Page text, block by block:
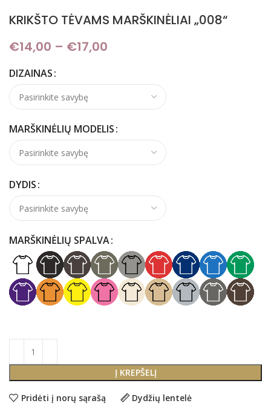
KRIKŠTO TĖVAMS MARŠKINĖLIAI „008“
€14,00 – €17,00
DIZAINAS
MARŠKINĖLIŲ MODELIS
DYDIS
MARŠKINĖLIŲ SPALVA
Į KREPŠELĮ
Pridėti į norų sąrašą Dydžių lentelė